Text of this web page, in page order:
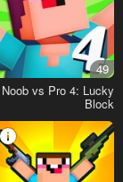
49
Noob vs Pro 4: Lucky
Block